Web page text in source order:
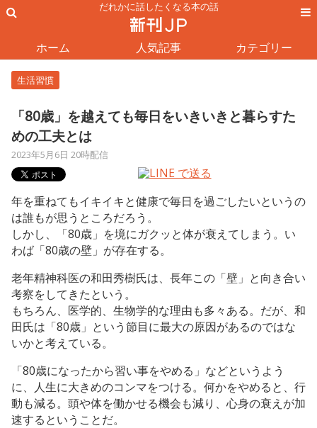
だれかに話したくなる本の話
ホーム 人気記事 カテゴリー
生活習慣
「80歳」を越えても毎日をいきいきと暮らすた
めの工夫とは
2023年5月6日 20時配信
年を重ねてもイキイキと健康で毎日を過ごしたいというの
は誰もが思うところだろう。
しかし、「80歳」を境にガクッと体が衰えてしまう。い
わば「80歳の壁」が存在する。
老年精神科医の和田秀樹氏は、長年この「壁」と向き合い
考察をしてきたという。
もちろん、医学的、生物学的な理由も多々ある。だが、和
田氏は「80歳」という節目に最大の原因があるのではな
いかと考えている。
「80歳になったから習い事をやめる」などというよう
に、人生に大きめのコンマをつける。何かをやめると、行
動も減る。頭や体を働かせる機会も減り、心身の衰えが加
速するということだ。